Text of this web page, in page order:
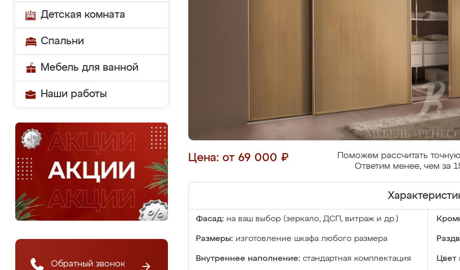
Детская комната
Спальни
Мебель для ванной
Наши работы
Обратный звонок
Цена: от 69 000 ₽
Поможем рассчитать
Ответим менее, чем за
Фасад: на ваш выбор (зеркало, ДСП, витраж и др.)
Размеры: изготовление шкафа любого размера
Внутреннее наполнение: стандартная комплектация Цвет